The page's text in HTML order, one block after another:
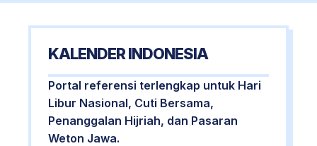
KALENDER INDONESIA
Portal referensi terlengkap untuk Hari
Libur Nasional, Cuti Bersama,
Penanggalan Hijriah, dan Pasaran
Weton Jawa.